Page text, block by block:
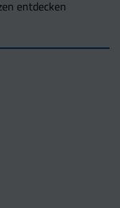
entdecken